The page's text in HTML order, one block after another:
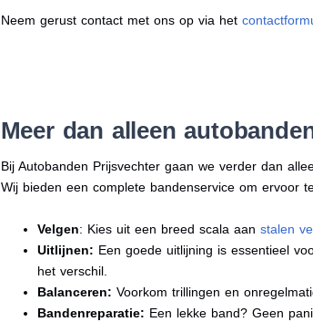
Neem gerust contact met ons op via het
Meer dan alleen
Bij Autobanden Prijsvechter gaan we verder dan
Wij bieden een complete bandenservice om ervoor
Velgen: Kies uit een breed scala aan stalen
Uitlijnen: Een goede uitlijning is essentieel
het verschil.
Balanceren: Voorkom trillingen en
Bandenreparatie: Een lekke band? Geen